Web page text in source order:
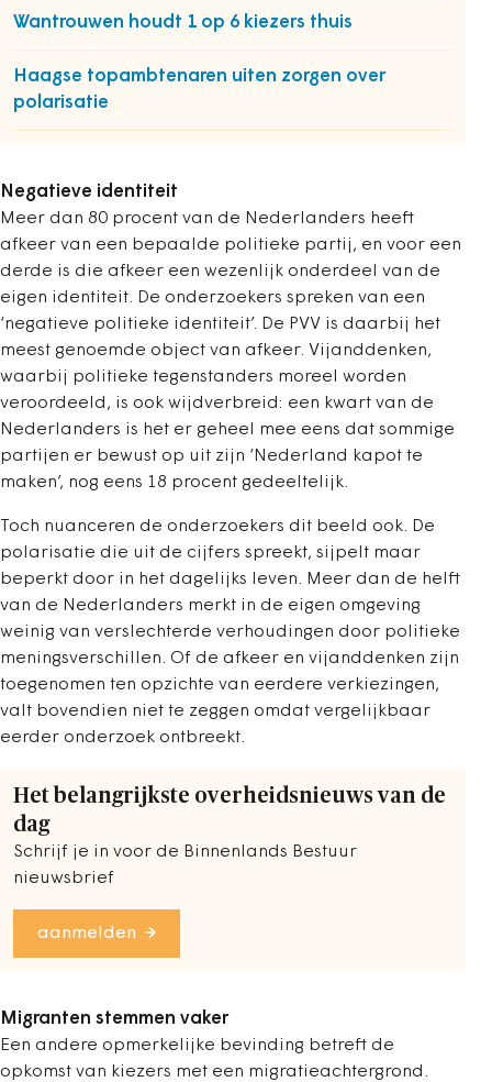
Wantrouwen houdt 1 op 6 kiezers thuis
Haagse topambtenaren uiten zorgen over
polarisatie
Negatieve identiteit
Meer dan 80 procent van de Nederlanders heeft
afkeer van een bepaalde politieke partij, en voor een
derde is die afkeer een wezenlijk onderdeel van de
eigen identiteit. De onderzoekers spreken van een
‘negatieve politieke identiteit’. De PVV is daarbij het
meest genoemde object van afkeer. Vijanddenken,
waarbij politieke tegenstanders moreel worden
veroordeeld, is ook wijdverbreid: een kwart van de
Nederlanders is het er geheel mee eens dat sommige
partijen er bewust op uit zijn ‘Nederland kapot te
maken’, nog eens 18 procent gedeeltelijk.
Toch nuanceren de onderzoekers dit beeld ook. De
polarisatie die uit de cijfers spreekt, sijpelt maar
beperkt door in het dagelijks leven. Meer dan de helft
van de Nederlanders merkt in de eigen omgeving
weinig van verslechterde verhoudingen door politieke
meningsverschillen. Of de afkeer en vijanddenken zijn
toegenomen ten opzichte van eerdere verkiezingen,
valt bovendien niet te zeggen omdat vergelijkbaar
eerder onderzoek ontbreekt.
Het belangrijkste overheidsnieuws van de
dag
Schrijf je in voor de Binnenlands Bestuur
nieuwsbrief
aanmelden
Migranten stemmen vaker
Een andere opmerkelijke bevinding betreft de
opkomst van kiezers met een migratieachtergrond.